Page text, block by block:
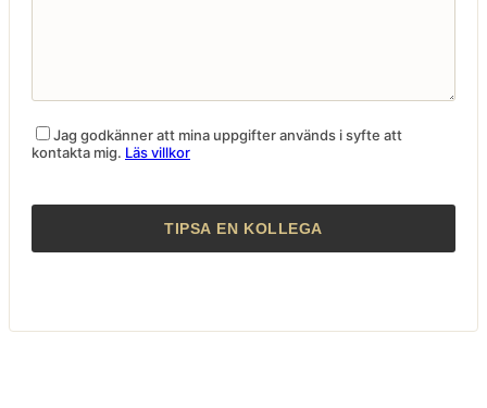
Jag godkänner att mina uppgifter används i syfte att
kontakta mig. Läs villkor